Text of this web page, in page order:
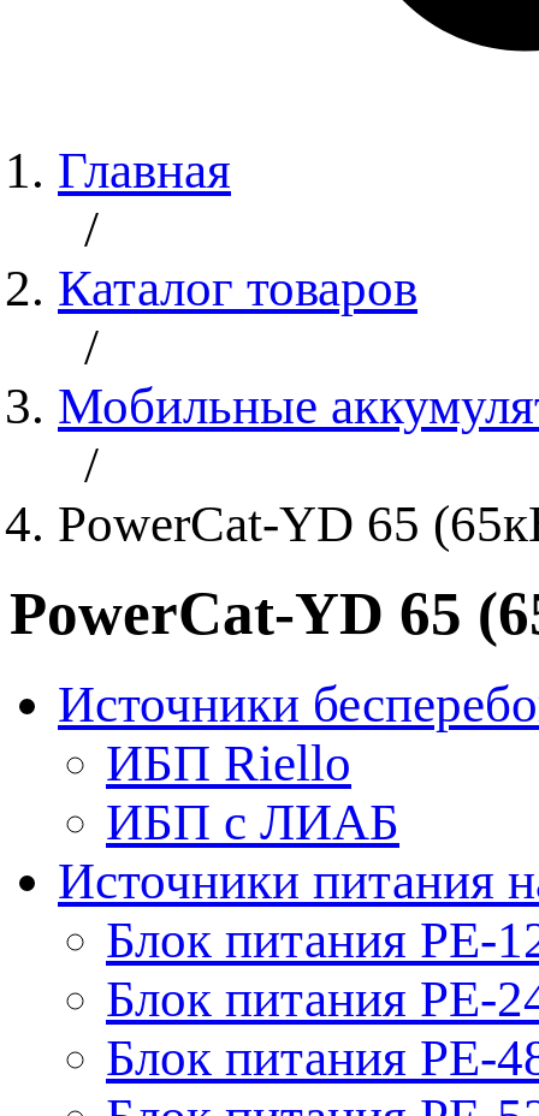
Главная
/
Каталог товаров
/
Мобильные
/
PowerCat-YD 65
PowerCat-YD 65
Источники
ИБП Riello
ИБП с ЛИАБ
Источники питания
Блок питания PE-
Блок питания PE-
Блок питания PE-